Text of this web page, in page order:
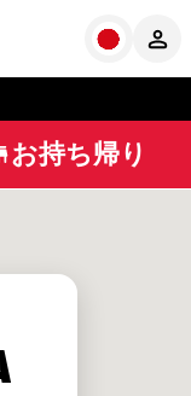
お持ち帰り